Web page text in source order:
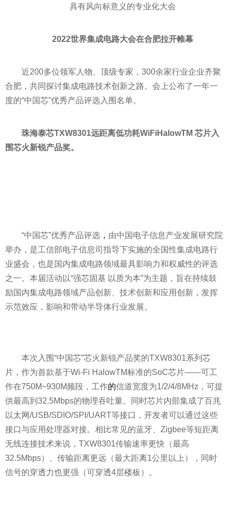
具有风向标意义的专业化大会
2022世界集成电路大会在合肥拉开帷幕
近200多位领军人物、顶级专家，300余家行业企业齐聚
合肥，共同探讨集成电路技术创新之路。会上公布了一年一
度的“中国芯”优秀产品评选入围名单。
珠海泰芯TXW8301远距离低功耗WiFiHalowTM 芯片入
围芯火新锐产品奖。
“中国芯”优秀产品评选 ， 由中国电子信息产业发展研究院
举办，是工信部电子信息司指导下实施的全国性集成电路行
业盛会，也是国内集成电路领域最具影响力和权威性的评选
之一。本届活动以“强芯固基 以质为本”为主题，旨在持续鼓
励国内集成电路领域产品创新、技术创新和应用创新，发挥
示范效应，影响和带动半导体行业发展。
本次入围“中国芯”芯火新锐产品奖的TXW8301系列芯
片，作为首款基于Wi-Fi HalowTM标准的SoC芯片——可工
作在750M~930M频段，工作的信道宽度为1/2/4/8MHz，可提
供最高到32.5Mbps的物理吞吐量。同时芯片内部集成了百兆
以太网/USB/SDIO/SPI/UART等接口，开发者可以通过这些
接口与应用处理器对接。相比常见的蓝牙、Zigbee等短距离
无线连接技术来说，TXW8301传输速率更快（最高
32.5Mbps）、传输距离更远（最大距离1公里以上），同时
信号的穿透力也更强（可穿透4层楼板）。